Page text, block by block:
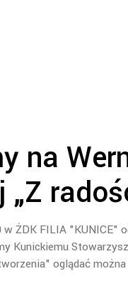
na
ŻDK FILIA "KUNICE"
Kunickiemu
oglądać